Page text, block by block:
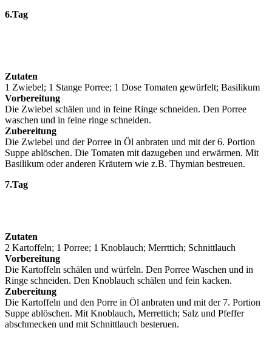
6.Tag
Zutaten
1 Zwiebel; 1 Stange Porree; 1 Dose Tomaten gewürfelt; Basilikum
Vorbereitung
Die Zwiebel schälen und in feine Ringe schneiden. Den Porree
waschen und in feine ringe schneiden.
Zubereitung
Die Zwiebel und der Porree in Öl anbraten und mit der 6. Portion
Suppe ablöschen. Die Tomaten mit dazugeben und erwärmen. Mit
Basilikum oder anderen Kräutern wie z.B. Thymian bestreuen.
7.Tag
Zutaten
2 Kartoffeln; 1 Porree; 1 Knoblauch; Merrttich; Schnittlauch
Vorbereitung
Die Kartoffeln schälen und würfeln. Den Porree Waschen und in
Ringe schneiden. Den Knoblauch schälen und fein kacken.
Zubereitung
Die Kartoffeln und den Porre in Öl anbraten und mit der 7. Portion
Suppe ablöschen. Mit Knoblauch, Merrettich; Salz und Pfeffer
abschmecken und mit Schnittlauch besteruen.